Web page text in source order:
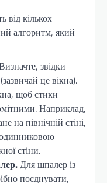
від кількох
алгоритм, який
звідки
це вікна).
щоб стики
Наприклад,
на північній стіні,
стіни.
Для шпалер із
поєднувати,